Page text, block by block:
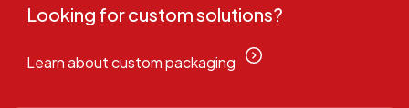
Looking for custom solutions?
Learn about custom packaging